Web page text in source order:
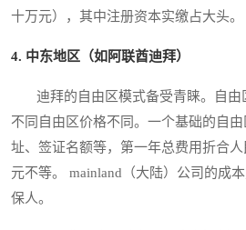
十万元），其中注册资本实缴占大头。
4. 中东地区（如阿联酋迪拜）
迪拜的自由区模式备受青睐。自由
不同自由区价格不同。一个基础的自
址、签证名额等，第一年总费用折合
元不等。 mainland（大陆）公司的成
保人。